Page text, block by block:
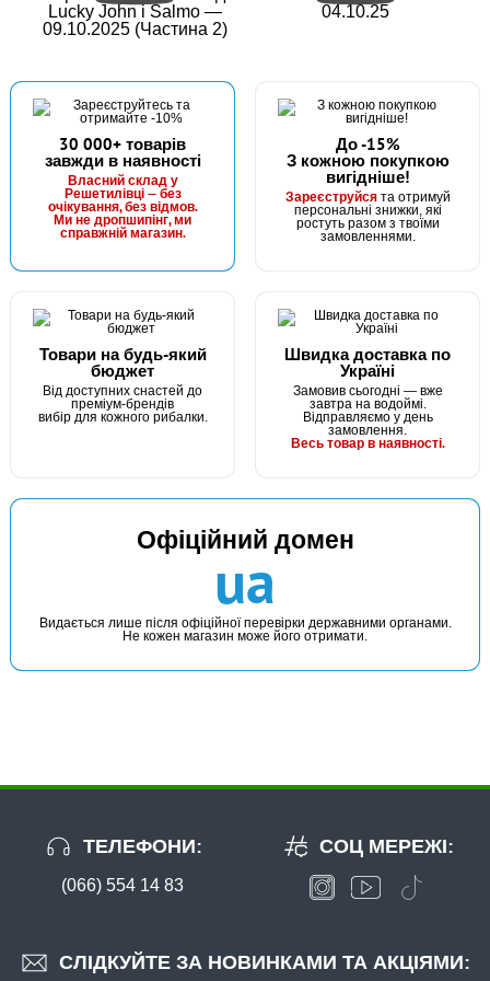
#1693.10.72
В наявності
840 грн
1120 грн
2 шт.
КУПИТИ
Шнур Favorite Smart PE 8x 150м (sky blue) #0.8/0.153mm
10lb/6.8kg
-25%
КУПИТИ
1010 грн
Lucky John і Salmo —
09.10.2025 (Частина 2)
04.10.25
30 000+ товарів
завжди в наявності
Власний склад у
Решетилівці — без
очікування, без відмов.
Ми не дропшипінг, ми
справжній магазин.
До -15%
З кожною покупкою
вигідніше!
Зареєструйсята отримуй
персональні знижки, які
ростуть разом з твоїми
замовленнями.
Товари на будь-який
бюджет
Від доступних снастей до
преміум-брендів
вибір для кожного рибалки.
Швидка доставка по
Україні
Замовив сьогодні — вже
завтра на водоймі.
Відправляємо у день
замовлення.
Весь товар в наявності.
Офіційний домен
ua
Видається лише після офіційної перевірки державними органами.
Не кожен магазин може його отримати.
ТЕЛЕФОНИ:
(066) 554 14 83
СЛІДКУЙТЕ ЗА НОВИНКАМИ ТА АКЦІЯМИ:
СОЦ МЕРЕЖІ: